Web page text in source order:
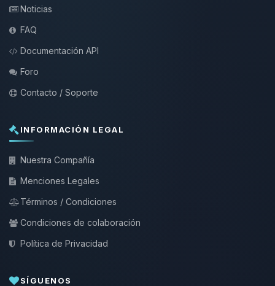
Noticias
FAQ
Documentación API
Foro
Contacto / Soporte
INFORMACIÓN LEGAL
Nuestra Compañía
Menciones Legales
Términos / Condiciones
Condiciones de colaboración
Política de Privacidad
SÍGUENOS